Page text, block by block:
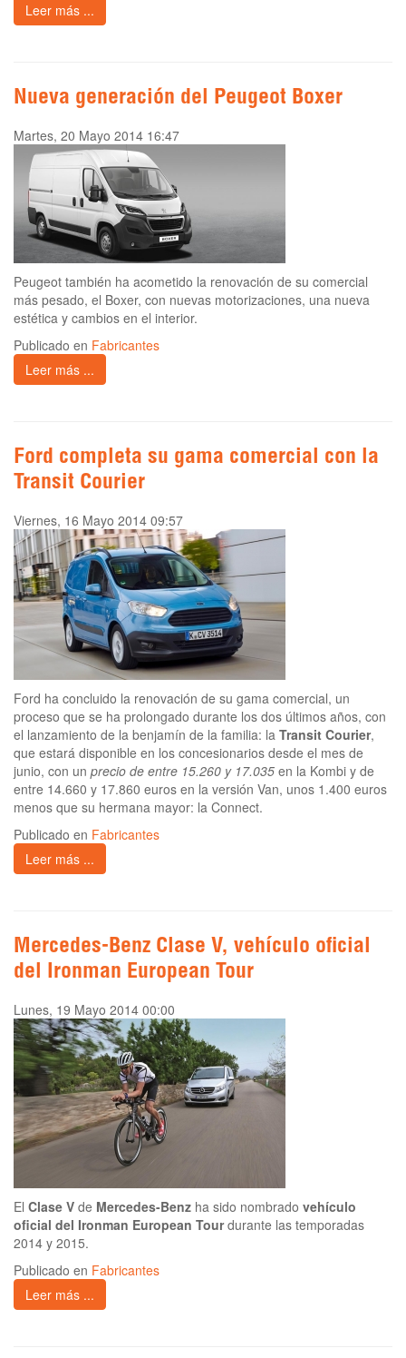
Leer más ...
Nueva generación del Peugeot Boxer
Martes, 20 Mayo 2014 16:47
Peugeot también ha acometido la renovación de su comercial
más pesado, el Boxer, con nuevas motorizaciones, una nueva
estética y cambios en el interior.
Publicado en Fabricantes
Leer más ...
Ford completa su gama comercial con la
Transit Courier
Viernes, 16 Mayo 2014 09:57
Ford ha concluido la renovación de su gama comercial, un
proceso que se ha prolongado durante los dos últimos años, con
el lanzamiento de la benjamín de la familia: la Transit Courier,
que estará disponible en los concesionarios desde el mes de
junio, con un precio de entre 15.260 y 17.035 en la Kombi y de
entre 14.660 y 17.860 euros en la versión Van, unos 1.400 euros
menos que su hermana mayor: la Connect.
Publicado en Fabricantes
Leer más ...
Mercedes-Benz Clase V, vehículo oficial
del Ironman European Tour
Lunes, 19 Mayo 2014 00:00
El Clase V de Mercedes-Benz ha sido nombrado vehículo
oficial del Ironman European Tourdurante las temporadas
2014 y 2015.
Publicado en Fabricantes
Leer más ...